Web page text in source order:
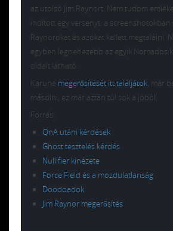
az utolsó Jim Raynort. Nem tudom
indított egy versenyt, a screenshotokban
Raynorokat és azokat kellett megtalálni.
egyben legnehezebb az egyik Nomados
oldalt látható.
Karune megerősítését itt találjátok, már
másolni, ez már aztán túl sok a jóból.
Forrás:
QnA utáni kérdések
Ghost tesztelés kérdés
Nullifier kinézete
Force Field és a mozdulatlanság
Doodoadok
Jim Raynor megerősítés